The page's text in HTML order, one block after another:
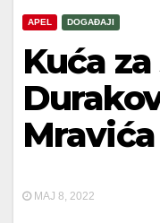
APEL DOGAĐAJI
Kuća
Mravića
MAJ 8, 2022